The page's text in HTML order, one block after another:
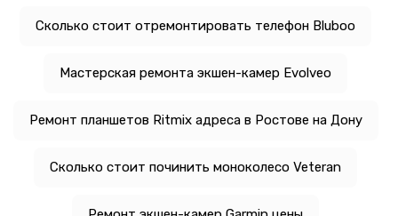
Сколько стоит отремонтировать телефон Bluboo
Мастерская ремонта экшен-камер Evolveo
Ремонт планшетов Ritmix адреса в Ростове на Дону
Сколько стоит починить моноколесо Veteran